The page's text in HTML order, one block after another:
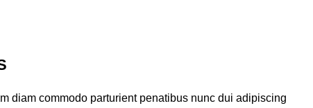
diam commodo parturient penatibus nunc dui adipiscing